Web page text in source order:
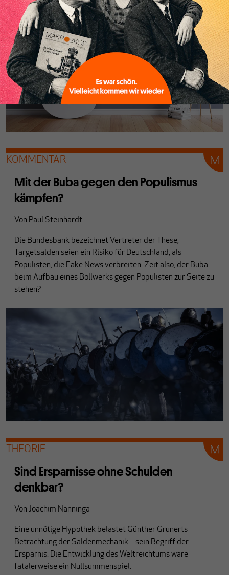
KOMMENTAR
Mit der Buba gegen den Populismus
kämpfen?
Von Paul Steinhardt
Die Bundesbank bezeichnet Vertreter der These,
Targetsalden seien ein Risiko für Deutschland, als
Populisten, die Fake News verbreiten. Zeit also, der Buba
beim Aufbau eines Bollwerks gegen Populisten zur Seite zu
stehen?
THEORIE
Sind Ersparnisse ohne Schulden
denkbar?
Von Joachim Nanninga
Eine unnötige Hypothek belastet Günther Grunerts
Betrachtung der Saldenmechanik – sein Begriff der
Ersparnis. Die Entwicklung des Weltreichtums wäre
fatalerweise ein Nullsummenspiel.